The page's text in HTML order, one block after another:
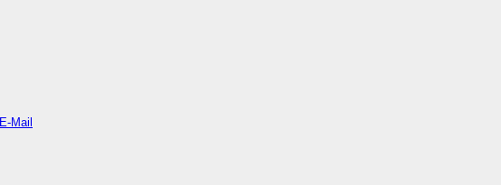
E-Mail